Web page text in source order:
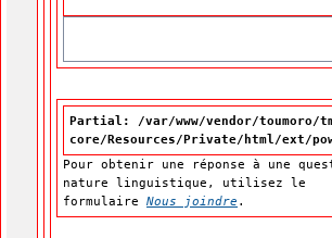
Partial: /var/www/vendor/toumoro/
core/Resources/Private/html/ext/
Pour obtenir une réponse à une
nature linguistique, utilisez le
formulaire Nous joindre .